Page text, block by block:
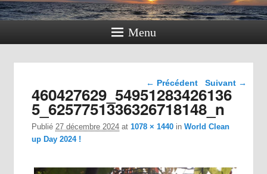
Menu
Navigation dans les
images
← Précédent Suivant →
460427629_54951283426136
5_6257751336326718148_n
Publié27 décembre 2024 at1078 × 1440 inWorld Clean
up Day 2024 !